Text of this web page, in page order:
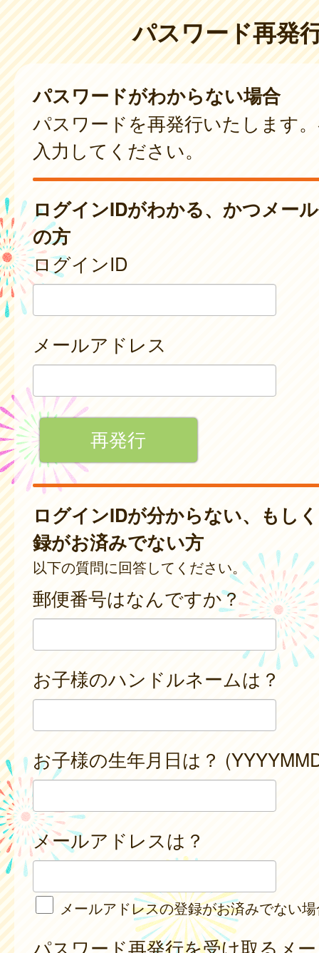
パスワード再発
パスワードがわからない場合
パスワードを再発行いたします
入力してください。
ログインIDがわかる、かつメー
の方
ログインID
メールアドレス
ログインIDが分からない、もし
録がお済みでない方
以下の質問に回答してください。
郵便番号はなんですか？
お子様のハンドルネームは？
お子様の生年月日は？
メールアドレスは？
メールアドレスの登録がお済みでない
パスワード再発行を受け取るメ